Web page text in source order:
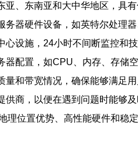
、东南亚和大中华地区，具
器硬件设备，如英特尔处理
设施，24小时不间断监控和
配置，如CPU、内存、存储空
和带宽情况，确保能够满足用
商，以便在遇到问题时能够及
位置优势、高性能硬件和